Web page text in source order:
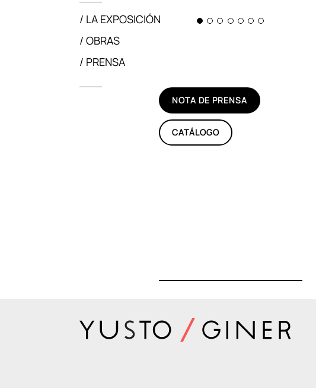
LA EXPOSICIÓN
OBRAS
PRENSA
NOTA DE PRENSA
CATÁLOGO